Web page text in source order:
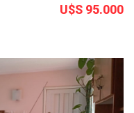
U$S 95.000